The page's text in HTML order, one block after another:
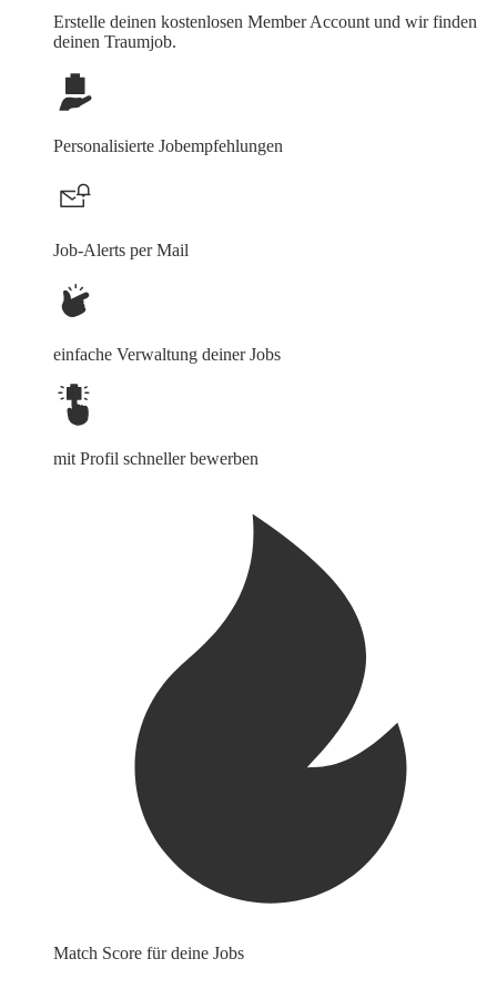
Erstelle deinen kostenlosen Member Account und wir finden
deinen Traumjob.
Personalisierte Jobempfehlungen
Job-Alerts per Mail
einfache Verwaltung deiner Jobs
mit Profil schneller bewerben
Match Score für deine Jobs